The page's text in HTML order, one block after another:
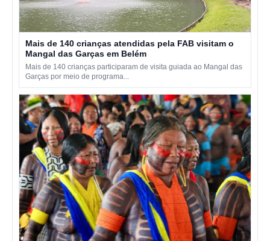
Mais de 140 crianças atendidas pela FAB visitam o
Mangal das Garças em Belém
Mais de 140 crianças participaram de visita guiada ao Mangal das
Garças por meio de programa...